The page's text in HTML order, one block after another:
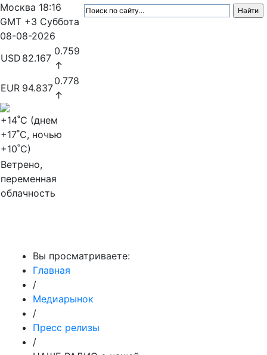
Москва 18:16
GMT +3 Суббота
08-08-2026
USD 82.167
0.759
↑
EUR 94.837
0.778
↑
+14˚C (днем
+17˚C, ночью
+10˚C)
Ветрено,
переменная
облачность
Вы просматриваете:
Главная
/
Медиарынок
/
Пресс релизы
/